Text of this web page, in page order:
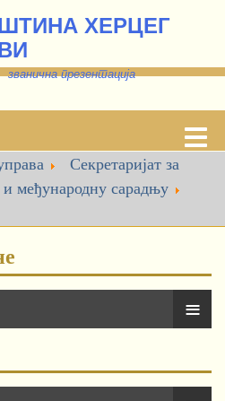
ХЕРЦЕГ
презентација
Секретаријат за
и међународну сарадњу
≡